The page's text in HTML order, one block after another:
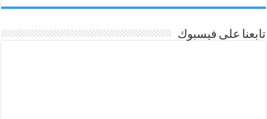
تابعنا على فيسبوك